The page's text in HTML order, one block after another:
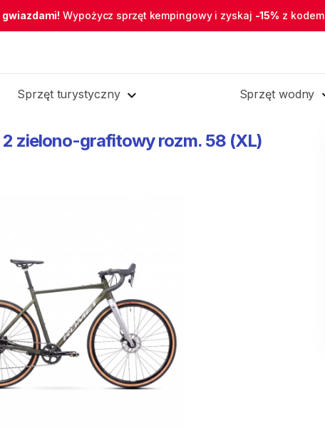
gwiazdami! Wypożycz sprzęt kempingowy i zyskaj -15% z kodem
Sprzęt turystyczny Sprzęt wodny
2 zielono-grafitowy rozm. 58 (XL)